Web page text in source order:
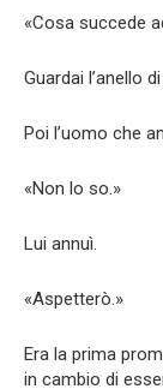
«Cosa succede
Guardai l’anello
Poi l’uomo che
«Non lo so.»
Lui annuì.
«Aspetterò.»
Era la prima
in cambio di